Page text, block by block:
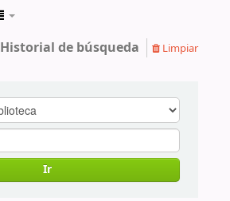
Historial de búsqueda Limpiar
Ir